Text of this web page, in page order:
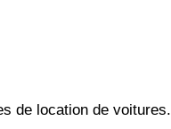
de location de voitures.